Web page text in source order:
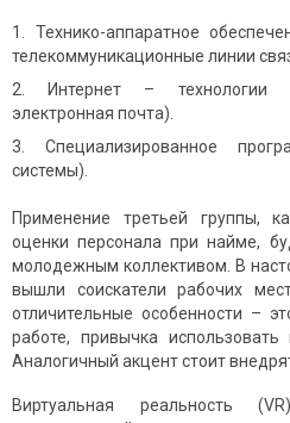
Технико-аппаратное
телекоммуникационные линии
Интернет – технологии
электронная почта).
Специализированное
системы).
Применение третьей группы,
оценки персонала при найме,
молодежным коллективом. В
вышли соискатели рабочих
отличительные особенности –
работе, привычка
Аналогичный акцент стоит
Виртуальная реальность